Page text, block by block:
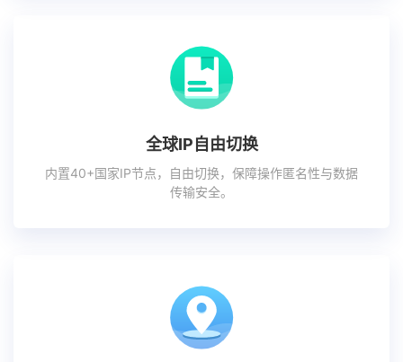
全球IP自由切换
内置40+国家IP节点，自由切换，保障操作匿名性与数据
传输安全。